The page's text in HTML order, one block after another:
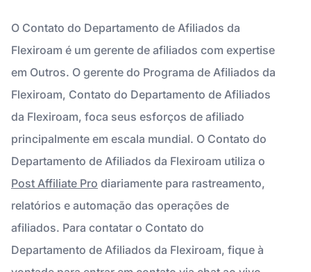
O Contato do Departamento de Afiliados da
Flexiroam é um gerente de afiliados com expertise
em Outros. O gerente do Programa de Afiliados da
Flexiroam, Contato do Departamento de Afiliados
da Flexiroam, foca seus esforços de afiliado
principalmente em escala mundial. O Contato do
Departamento de Afiliados da Flexiroam utiliza o
Post Affiliate Pro diariamente para rastreamento,
relatórios e automação das operações de
afiliados. Para contatar o Contato do
Departamento de Afiliados da Flexiroam, fique à